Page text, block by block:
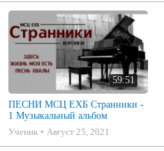
59:51
ПЕСНИ МСЦ ЕХБ Странники -
1 Музыкальный альбом
Ученик
Август 25, 2021